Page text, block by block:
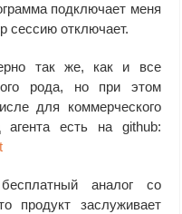
подключает меня
сессию отключает.
так же, как и все
рода, но при этом
для коммерческого
агента есть на github:
аналог со
продукт заслуживает